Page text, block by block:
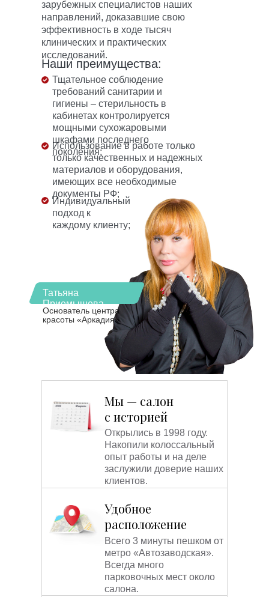
зарубежных специалистов наших
направлений, доказавшие свою
эффективность в ходе тысяч
клинических и практических
исследований.
Тщательное соблюдение
требований санитарии и
гигиены – стерильность в
кабинетах контролируется
мощными сухожаровыми
шкафами последнего
поколения;
Основатель центра
красоты «Аркадия»
Татьяна
Приемышева
Наши преимущества:
Использование в работе только
только качественных и надежных
материалов и оборудования,
имеющих все необходимые
документы РФ;
Индивидуальный
подход к
каждому клиенту;
Мы — салон
с историей
Открылись в 1998 году.
Накопили колоссальный
опыт работы и на деле
заслужили доверие наших
клиентов.
Удобное
расположение
Всего 3 минуты пешком от
метро «Автозаводская».
Всегда много
парковочных мест около
салона.